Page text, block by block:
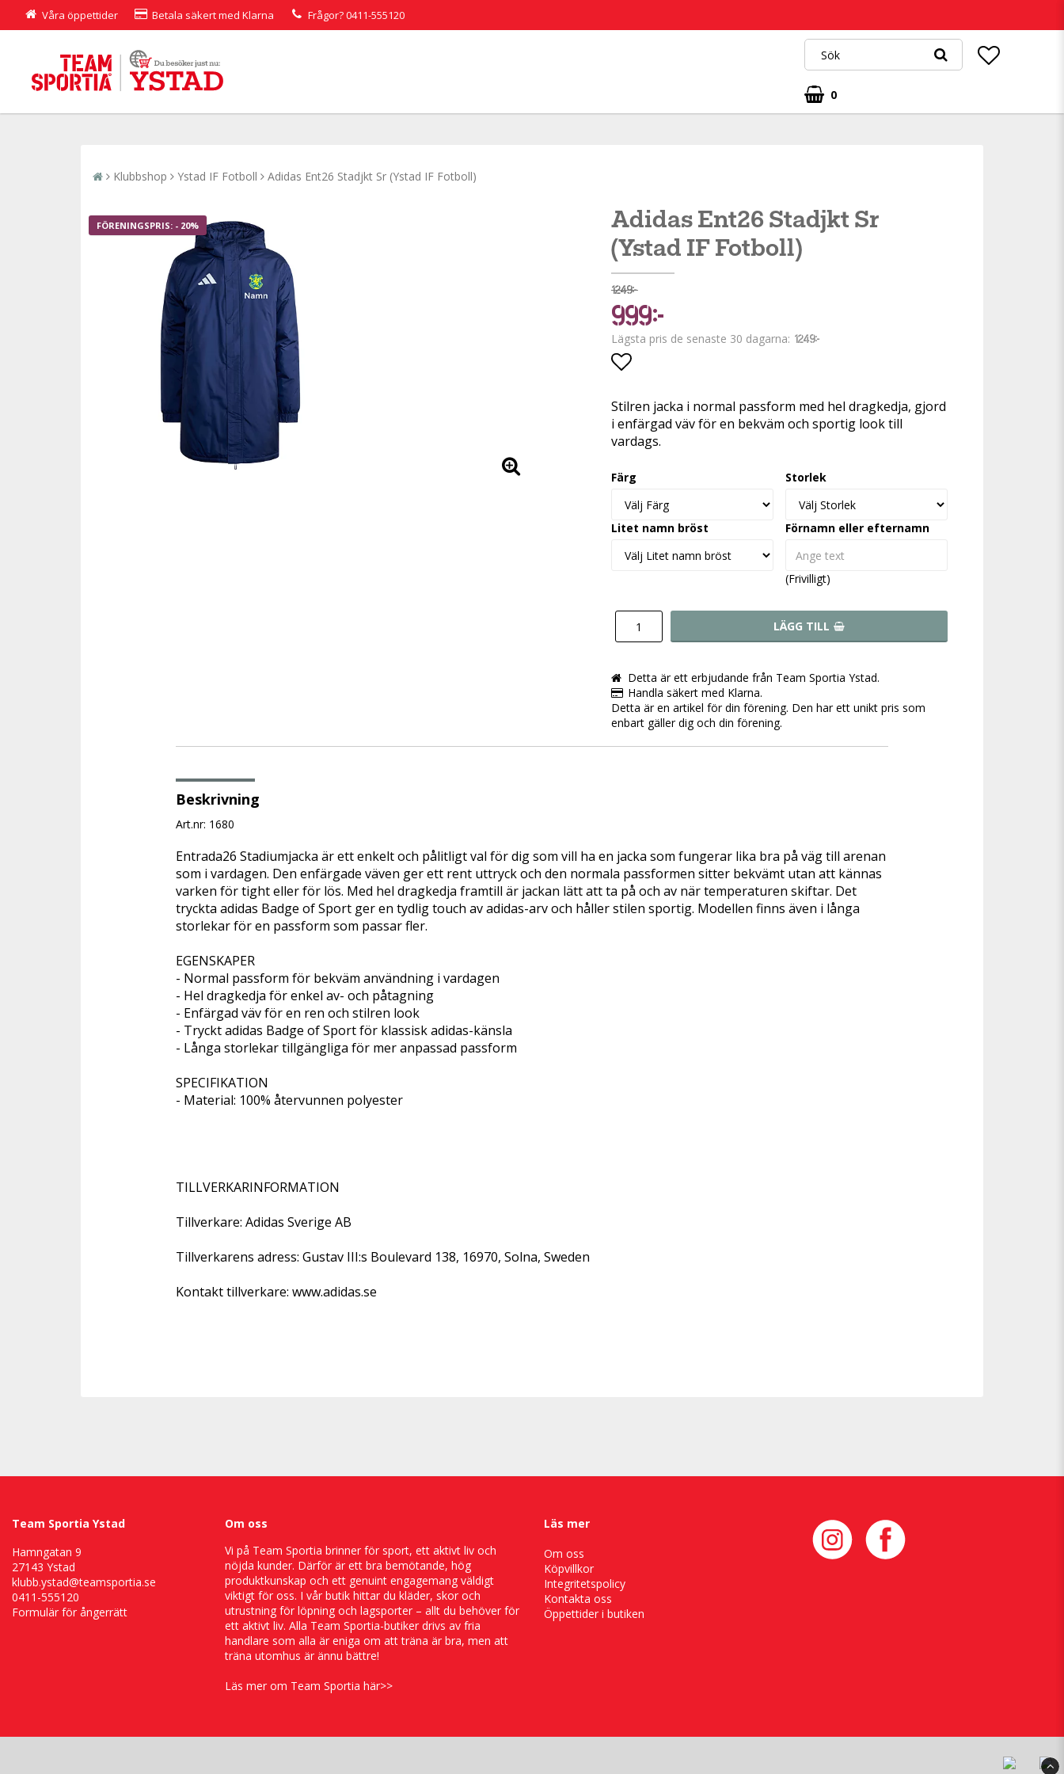
Våra öppettider Betala säkert med Klarna Frågor?0411-555120
0
Klubbshop Ystad IF Fotboll Adidas Ent26 Stadjkt Sr (Ystad IF Fotboll)
- 20%
Adidas Ent26 Stadjkt Sr
(Ystad IF Fotboll)
1 249 kr
999 kr
Lägsta pris de senaste 30 dagarna 1 249 kr
Stilren jacka i normal passform med hel dragkedja, gjord
i enfärgad väv för en bekväm och sportig look till
vardags.
Färg Storlek
Litet namn bröst Förnamn eller efternamn
(Frivilligt)
LÄGG TILL
Detta är ett erbjudande från Team Sportia Ystad.
Handla säkert med Klarna.
Detta är en artikel för din förening. Den har ett unikt pris som
enbart gäller dig och din förening.
Beskrivning
Art.nr: 1680
Entrada26 Stadiumjacka är ett enkelt och pålitligt val för dig som vill ha en jacka som fungerar lika bra på väg till arenan
som i vardagen. Den enfärgade väven ger ett rent uttryck och den normala passformen sitter bekvämt utan att kännas
varken för tight eller för lös. Med hel dragkedja framtill är jackan lätt att ta på och av när temperaturen skiftar. Det
tryckta adidas Badge of Sport ger en tydlig touch av adidas-arv och håller stilen sportig. Modellen finns även i långa
storlekar för en passform som passar fler.
EGENSKAPER
- Normal passform för bekväm användning i vardagen
- Hel dragkedja för enkel av- och påtagning
- Enfärgad väv för en ren och stilren look
- Tryckt adidas Badge of Sport för klassisk adidas-känsla
- Långa storlekar tillgängliga för mer anpassad passform
SPECIFIKATION
- Material: 100% återvunnen polyester
TILLVERKARINFORMATION
Tillverkare: Adidas Sverige AB
Tillverkarens adress: Gustav III:s Boulevard 138, 16970, Solna, Sweden
Kontakt tillverkare: www.adidas.se
Team Sportia Ystad
Hamngatan 9
27143 Ystad
klubb.ystad@teamsportia.se
0411-555120
Formulär för ångerrätt
Om oss
Vi på Team Sportia brinner för sport, ett aktivt liv och
nöjda kunder. Därför är ett bra bemötande, hög
produktkunskap och ett genuint engagemang väldigt
viktigt för oss. I vår butik hittar du kläder, skor och
utrustning för löpning och lagsporter – allt du behöver för
ett aktivt liv. Alla Team Sportia-butiker drivs av fria
handlare som alla är eniga om att träna är bra, men att
träna utomhus är ännu bättre!
Läs mer om Team Sportia här>>
Läs mer
Om oss
Köpvillkor
Integritetspolicy
Kontakta oss
Öppettider i butiken